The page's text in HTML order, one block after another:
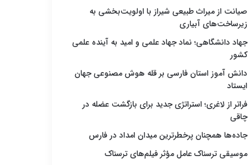
صیانت از میراث طبیعی شیراز با اولویت‌بخشی به
زیرساخت‌های آبیاری
جهاد دانشگاهی؛ نماد جهاد علمی و امید به آینده علمی
کشور
دانش آموز استان فارسی بر قله هوش مصنوعی جهان
ایستاد
فراتر از لاغری؛ استراتژی جدید برای بازگشت عضله در
چاقی
جاده‌ها همچنان پرخطرترین میدان امداد در فارس
موسیقی ترسناک عامل مؤثر فیلم‌های ترسناک